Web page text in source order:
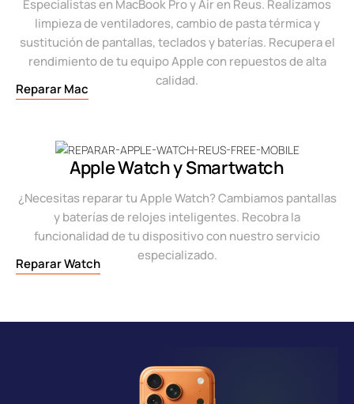
Especialistas en MacBook Pro y Air en Reus. Realizamos
limpieza de ventiladores, cambio de pasta térmica y
sustitución de pantallas, teclados y baterías. Recupera el
rendimiento de tu equipo Apple con repuestos de alta
calidad.
Reparar Mac
Apple Watch y Smartwatch
¿Necesitas reparar tu Apple Watch? Cambiamos pantallas
y baterías de relojes inteligentes. Recobra la
funcionalidad de tu dispositivo con nuestro servicio
especializado.
Reparar Watch